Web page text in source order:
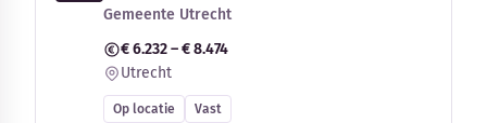
Gemeente Utrecht
€ 6.232 – € 8.474
Utrecht
Op locatie Vast